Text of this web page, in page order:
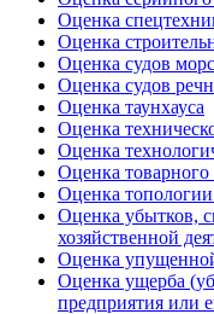
Оценка
Оценка
Оценка судов
Оценка судов
Оценка таунхауса
Оценка
Оценка
Оценка товарного
Оценка
Оценка убытков,
хозяйственной
Оценка
Оценка ущерба
предприятия или